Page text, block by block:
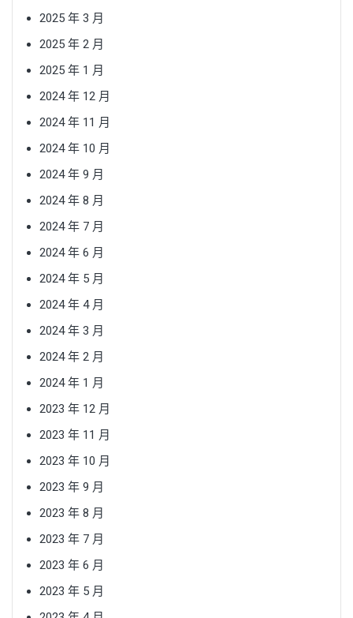
2025 年 3 月
2025 年 2 月
2025 年 1 月
2024 年 12 月
2024 年 11 月
2024 年 10 月
2024 年 9 月
2024 年 8 月
2024 年 7 月
2024 年 6 月
2024 年 5 月
2024 年 4 月
2024 年 3 月
2024 年 2 月
2024 年 1 月
2023 年 12 月
2023 年 11 月
2023 年 10 月
2023 年 9 月
2023 年 8 月
2023 年 7 月
2023 年 6 月
2023 年 5 月